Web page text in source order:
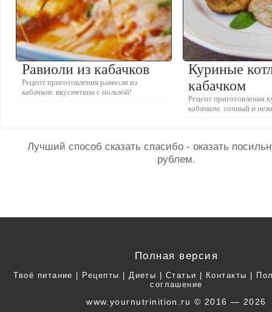
Равиоли из кабачков
Рецепт приготовления равиоли из
кабачков: вкуснятина с пользой!
Куриные
кабачком
Рецепт приготовления
кабачком: сочный и
Лучший способ сказать спасибо - оказать
рублем.
Полная версия
Твоё питание Рецепты Диеты Статьи Контакты
соглашение
www.yournutrinition.ru © 2016 — 2026